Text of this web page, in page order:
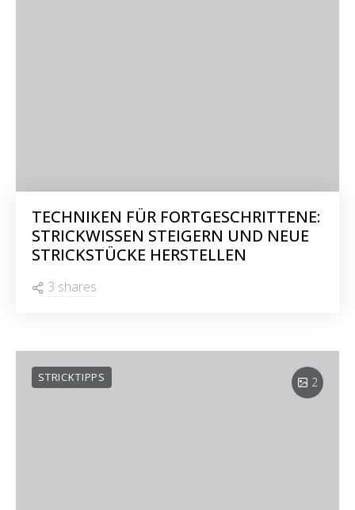
TECHNIKEN FÜR FORTGESCHRITTENE:
STRICKWISSEN STEIGERN UND NEUE
STRICKSTÜCKE HERSTELLEN
3 shares
2
STRICKTIPPS